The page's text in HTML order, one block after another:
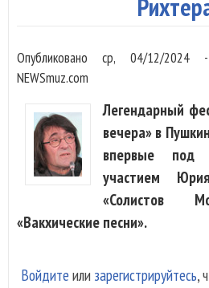
Опубликованоср, 04/12/2024
NEWSmuz.com
Легендарный
вечера» в
впервые под
участием
«Солистов
«Вакхические песни».
Войдите или зарегистрируйтесь,